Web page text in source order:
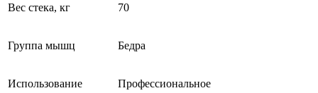
Вес стека, кг 70
Группа мышц Бедра
Использование Профессиональное